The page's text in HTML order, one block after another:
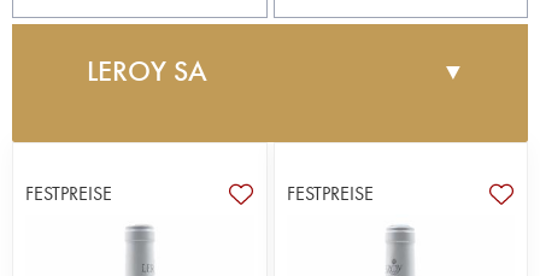
LEROY SA ▼
zu Beginn des folgenden Jahrzehnts viel zum
guten Ruf der Weine beigetragen, und seine
Tochter Lalou Bize-Leroy übernahm das Geschäft
FESTPREISE FESTPREISE